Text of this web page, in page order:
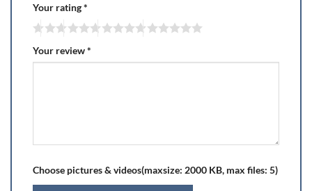
Your rating*
Your review*
Choose pictures & videos(maxsize: 2000 KB, max files: 5)